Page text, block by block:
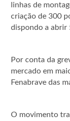
linhas de
criação de 300
dispondo a abrir
Por conta da
mercado em
Fenabrave das
O movimento